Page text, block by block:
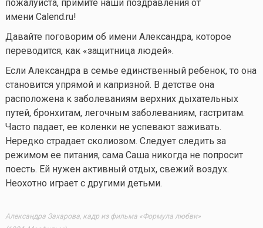
пожалуйста, примите наши поздравления от
имени Calend.ru!
Давайте поговорим об имени Александра, которое
переводится, как «защитница людей».
Если Александра в семье единственный ребенок, то она
становится упрямой и капризной. В детстве она
расположена к заболеваниям верхних дыхательных
путей, бронхитам, легочным заболеваниям, гастритам.
Часто падает, ее коленки не успевают заживать.
Нередко страдает сколиозом. Следует следить за
режимом ее питания, сама Саша никогда не попросит
поесть. Ей нужен активный отдых, свежий воздух.
Неохотно играет с другими детьми.
Александра Захарова, кадр из фильма «Формула любви»